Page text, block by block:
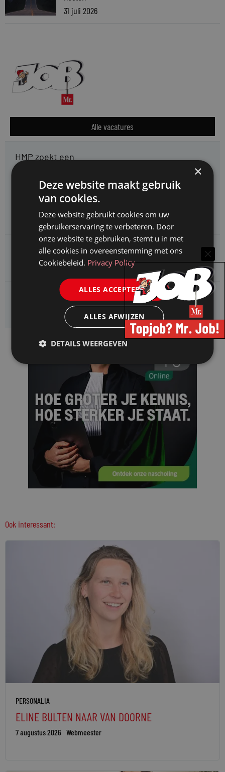
31 juli 2026
Alle vacatures
HMP zoekt een
Jurist Arbeidsrecht
Gemeente Meppel zoekt een
Juridisch Adviseur
CAOP zoekt een
Juridisch adviseur (junior)
Kifid zoekt een
Jurist- secretaris
Ook interessant:
PERSONALIA
ELINE BULTEN NAAR VAN DOORNE
7 augustus 2026 Webmeester
×
Deze website maakt gebruik
van cookies.
Deze website gebruikt cookies om uw
gebruikerservaring te verbeteren. Door
onze website te gebruiken, stemt u in met
alle cookies in overeenstemming met ons
Cookiebeleid. Privacy Policy
ALLES ACCEPTEREN
ALLES AFWIJZEN
DETAILS WEERGEVEN